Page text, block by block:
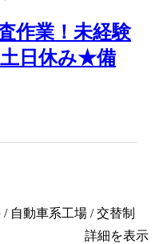
作業！未経験
土日休み★備
自動車系工場 / 交替制
詳細を表示